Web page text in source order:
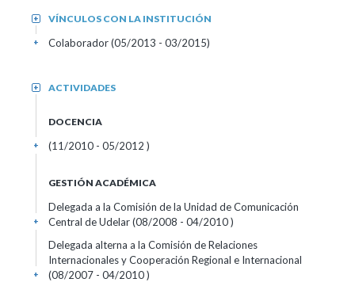
VÍNCULOS CON LA INSTITUCIÓN
+
Colaborador (05/2013 - 03/2015)
+
ACTIVIDADES
+
DOCENCIA
(11/2010 - 05/2012 )
+
GESTIÓN ACADÉMICA
Delegada a la Comisión de la Unidad de Comunicación
Central de Udelar (08/2008 - 04/2010 )
+
Delegada alterna a la Comisión de Relaciones
Internacionales y Cooperación Regional e Internacional
(08/2007 - 04/2010 )
+